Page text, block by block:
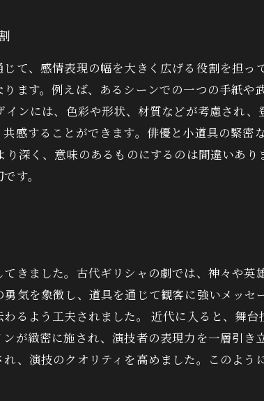
て、感情表現の幅を大きく広げる役割を担っ
ます。例えば、あるシーンでの一つの手紙や
ンには、色彩や形状、材質などが考慮され
感することができます。俳優と小道具の緊密
深く、意味のあるものにするのは間違いあ
す。
きました。古代ギリシャの劇では、神々や英
気を象徴し、道具を通じて観客に強いメッセ
るよう工夫されました。 近代に入ると、舞
が緻密に施され、演技者の表現力を一層引き
、演技のクオリティを高めました。このよう